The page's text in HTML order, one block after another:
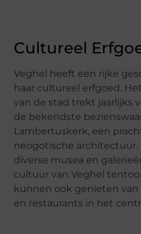
Cultureel
Veghel heeft een rijke
haar cultureel erfgoed.
van de stad trekt jaarlijks
de bekendste
Lambertuskerk, een
neogotische architectuur.
diverse musea en
cultuur van Veghel
kunnen ook genieten van
en restaurants in het